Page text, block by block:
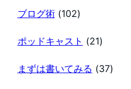
ブログ術(102)
ポッドキャスト (21)
まずは書いてみる (37)